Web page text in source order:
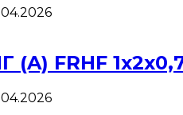
(A) FRHF